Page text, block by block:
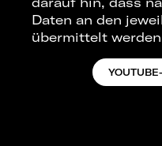
Daten an den
übermittelt